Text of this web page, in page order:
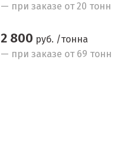
— при заказе от 20 тонн
2 800 руб. /тонна
— при заказе от 69 тонн